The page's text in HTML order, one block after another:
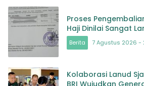
Proses
Haji Dinilai Sangat
Berita 7 Agustus 2026 -
Kolaborasi Lanud